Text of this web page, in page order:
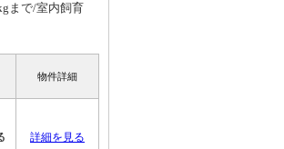
まで/室内飼育
物件詳細
詳細を見る